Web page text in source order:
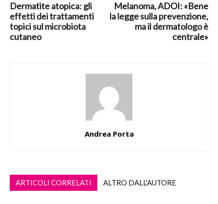
Dermatite atopica: gli
effetti dei trattamenti
topici sul microbiota
cutaneo
Melanoma, ADOI: «Bene
la legge sulla prevenzione,
ma il dermatologo è
centrale»
Andrea Porta
ARTICOLI CORRELATI ALTRO DALL'AUTORE